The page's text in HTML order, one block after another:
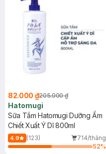
82.000 ₫205.000 ₫
Hatomugi
Sữa Tắm Hatomugi Dưỡng Ẩm
Chiết Xuất Ý Dĩ 800ml
4.9 (123)
714/tháng
52%